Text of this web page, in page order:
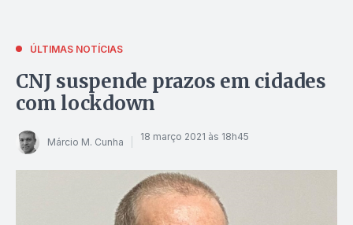
ÚLTIMAS NOTÍCIAS
CNJ suspende prazos em cidades
com lockdown
Márcio M. Cunha 18 março 2021 às 18h45